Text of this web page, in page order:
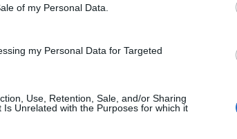
of my Personal Data.
my Personal Data for Targeted
Use, Retention, Sale, and/or Sharing
Unrelated with the Purposes for which it